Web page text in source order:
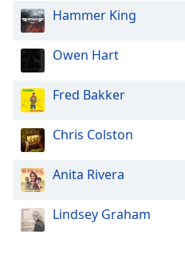
Hammer King
Owen Hart
Fred Bakker
Chris Colston
Anita Rivera
Lindsey Graham